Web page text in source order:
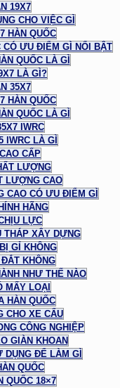
19X7
CHO VIỆC GÌ
HÀN QUỐC
CÓ ƯU ĐIỂM GÌ NỔI BẬT
QUỐC LÀ GÌ
LÀ GÌ?
35X7
HÀN QUỐC
QUỐC LÀ GÌ
IWRC
IWRC LÀ GÌ
CẤP
LƯỢNG
LƯỢNG CAO
CAO CÓ ƯU ĐIỂM GÌ
HÃNG
LỰC
THÁP XÂY DỰNG
GỈ KHÔNG
KHÔNG
NHƯ THẾ NÀO
MẤY LOẠI
HÀN QUỐC
CHO XE CẨU
CÔNG NGHIỆP
GIÀN KHOAN
DỤNG ĐỂ LÀM GÌ
QUỐC
QUỐC 18×7